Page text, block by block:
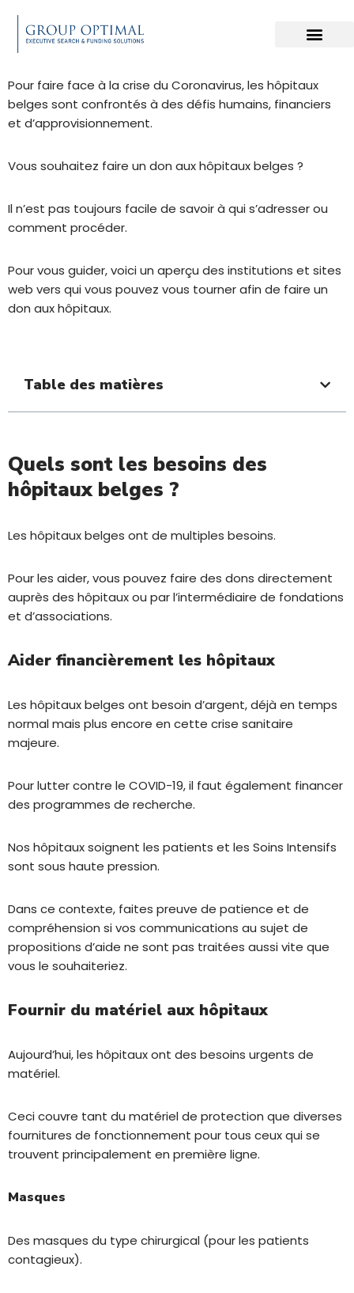
Aller
contenu
Pour faire face à la crise du Coronavirus, les hôpitaux
belges sont confrontés à des défis humains, financiers
et d’approvisionnement.
Vous souhaitez faire un don aux hôpitaux belges ?
Il n’est pas toujours facile de savoir à qui s’adresser ou
comment procéder.
Pour vous guider, voici un aperçu des institutions et sites
web vers qui vous pouvez vous tourner afin de faire un
don aux hôpitaux.
Table des matières
Quels sont les besoins des
hôpitaux belges ?
Les hôpitaux belges ont de multiples besoins.
Pour les aider, vous pouvez faire des dons directement
auprès des hôpitaux ou par l’intermédiaire de fondations
et d’associations.
Aider financièrement les hôpitaux
Les hôpitaux belges ont besoin d’argent, déjà en temps
normal mais plus encore en cette crise sanitaire
majeure.
Pour lutter contre le COVID-19, il faut également financer
des programmes de recherche.
Nos hôpitaux soignent les patients et les Soins Intensifs
sont sous haute pression.
Dans ce contexte, faites preuve de patience et de
compréhension si vos communications au sujet de
propositions d’aide ne sont pas traitées aussi vite que
vous le souhaiteriez.
Fournir du matériel aux hôpitaux
Aujourd’hui, les hôpitaux ont des besoins urgents de
matériel.
Ceci couvre tant du matériel de protection que diverses
fournitures de fonctionnement pour tous ceux qui se
trouvent principalement en première ligne.
Masques
Des masques du type chirurgical (pour les patients
contagieux).